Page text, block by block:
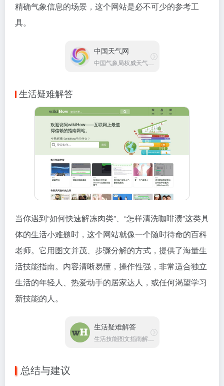
精确气象信息的场景，这个网站是必不可少的参考工
具。
中国天气网
中国气象局权威天气预报网站
生活疑难解答
当你遇到“如何快速解冻肉类”、“怎样清洗咖啡渍”这类具
体的生活小难题时，这个网站就像一个随时待命的百科
老师。它用图文并茂、步骤分解的方式，提供了海量生
活技能指南。内容清晰易懂，操作性强，非常适合独立
生活的年轻人、热爱动手的居家达人，或任何渴望学习
新技能的人。
生活疑难解答
生活技能图文指南解答平台
总结与建议